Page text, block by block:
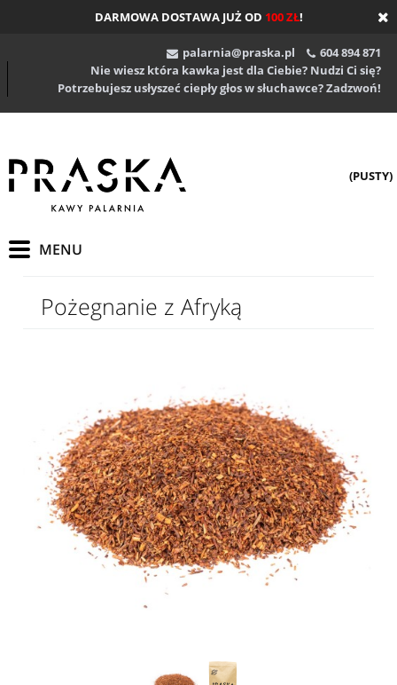
DARMOWA DOSTAWA JUŻ OD 100 ZŁ!
palarnia@praska.pl
604 894 871
Nie wiesz która kawka jest dla Ciebie? Nudzi Ci się?
Potrzebujesz usłyszeć ciepły głos w słuchawce? Zadzwoń!
(PUSTY)
Pożegnanie z Afryką